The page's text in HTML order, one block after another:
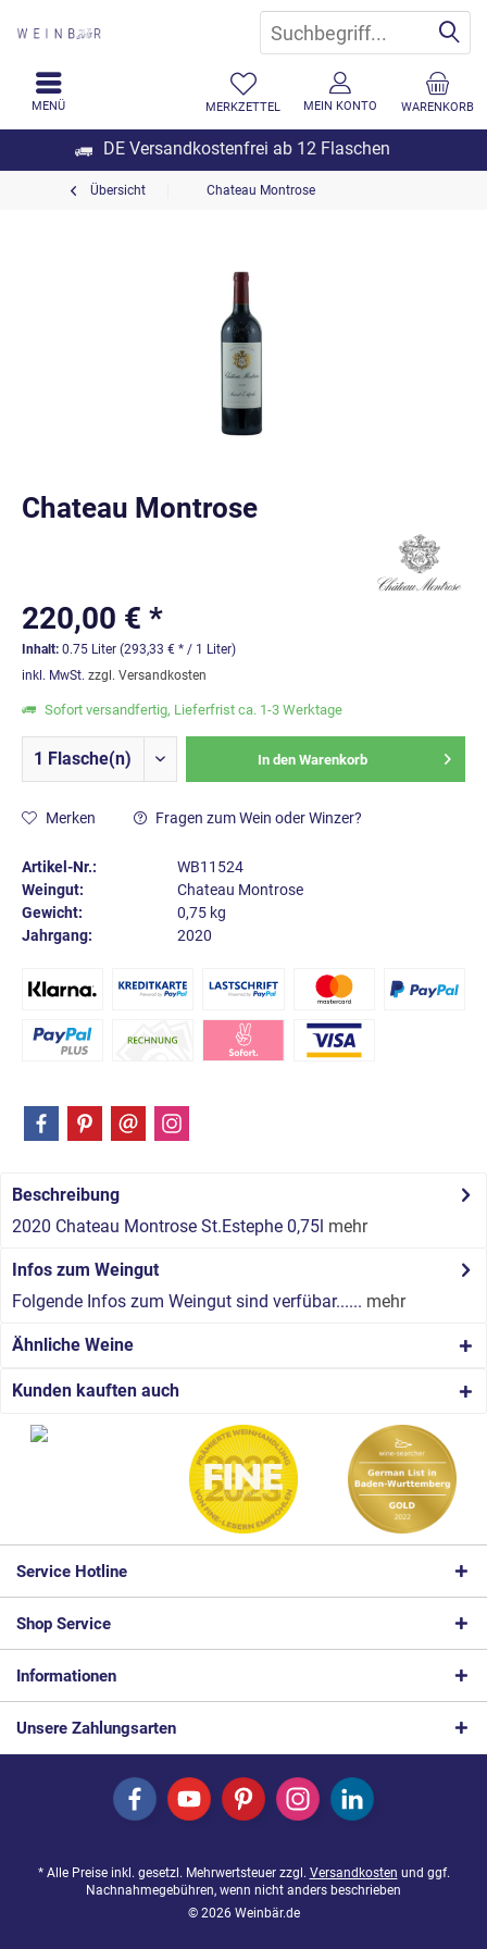
DE Versandkostenfrei ab 12 Flaschen
WARENKORB
MERKZETTEL MEIN KONTO
MENÜ
Übersicht Chateau Montrose
Chateau Montrose
220,00 € *
Inhalt: 0.75 Liter (293,33 € * / 1 Liter)
inkl. MwSt. zzgl. Versandkosten
Sofort versandfertig, Lieferfrist ca. 1-3 Werktage
In den Warenkorb
Merken Fragen zum Wein oder Winzer?
Artikel-Nr.:
WB11524
Weingut:
Chateau Montrose
Gewicht:
0,75 kg
Jahrgang:
2020
Beschreibung
2020 Chateau Montrose St.Estephe 0,75l mehr
Infos zum Weingut
Folgende Infos zum Weingut sind verfübar...... mehr
Ähnliche Weine
Kunden kauften auch
Service Hotline
Shop Service
Informationen
Unsere Zahlungsarten
* Alle Preise inkl. gesetzl. Mehrwertsteuer zzgl. Versandkosten und ggf.
Nachnahmegebühren, wenn nicht anders beschrieben
© 2026 Weinbär.de